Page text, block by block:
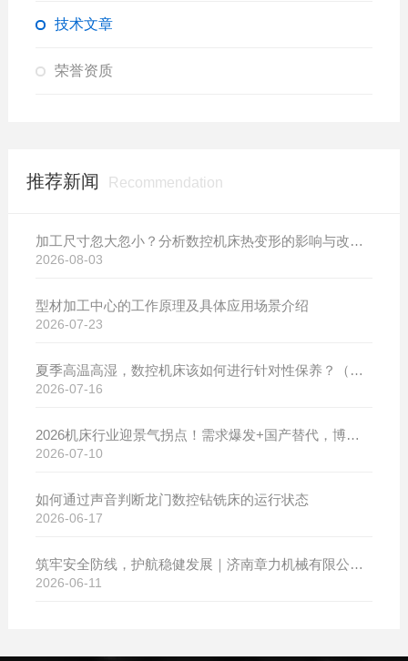
技术文章
荣誉资质
推荐新闻 Recommendation
加工尺寸忽大忽小？分析数控机床热变形的影响与改善方案
2026-08-03
型材加工中心的工作原理及具体应用场景介绍
2026-07-23
夏季高温高湿，数控机床该如何进行针对性保养？（附冬夏维保异同对比）
2026-07-16
2026机床行业迎景气拐点！需求爆发+国产替代，博斯曼数控设备产销两旺发货忙
2026-07-10
如何通过声音判断龙门数控钻铣床的运行状态
2026-06-17
筑牢安全防线，护航稳健发展｜济南章力机械有限公司开展2026年安全生产月系列活动
2026-06-11